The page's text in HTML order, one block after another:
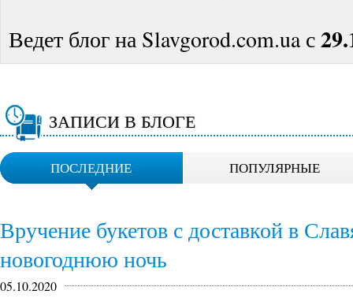
Ведет блог на Slavgorod.com.ua с
ЗАПИСИ В БЛОГЕ
ПОСЛЕДНИЕ ПОПУЛЯРНЫЕ
Вручение букетов с доставкой в
новогоднюю ночь
05.10.2020